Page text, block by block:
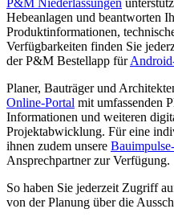
Hebeanlagen und beantworten
Produktinformationen,
Verfügbarkeiten finden Sie
der P&M Bestellapp für
Planer, Bauträger und
Online-Portal mit umfassenden
Informationen und weiteren
Projektabwicklung. Für eine
ihnen zudem unsere
Ansprechpartner zur Verfügung.
So haben Sie jederzeit Zugriff
von der Planung über die